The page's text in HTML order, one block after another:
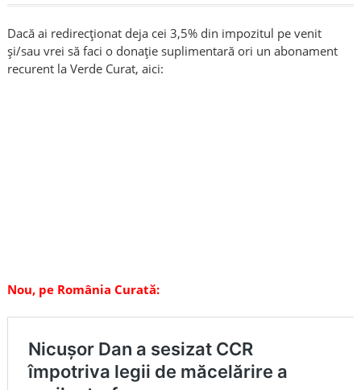
Dacă ai redirecționat deja cei 3,5% din impozitul pe venit
și/sau vrei să faci o donație suplimentară ori un abonament
recurent la Verde Curat, aici:
Nou, pe România Curată: